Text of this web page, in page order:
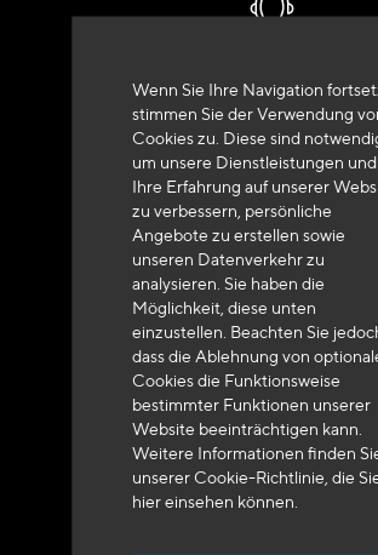
Wenn Sie Ihre Navigation
stimmen Sie der Verwendung
Cookies zu. Diese sind
um unsere Dienstleistungen und
Ihre Erfahrung auf unserer
zu verbessern, persönliche
Angebote zu erstellen sowie
unseren Datenverkehr zu
analysieren. Sie haben die
Möglichkeit, diese unten
einzustellen. Beachten Sie
dass die Ablehnung von
Cookies die Funktionsweise
bestimmter Funktionen unserer
Website beeinträchtigen kann.
Weitere Informationen finden
unserer Cookie-Richtlinie, die
hiereinsehen können.
Kundenservice
+33 (0)4 79 72 62 22
Lieferung innerhalb von 48 bis 72
Metropolitan-Frankreich
Versandkostenfrei
bei 250 Euros*